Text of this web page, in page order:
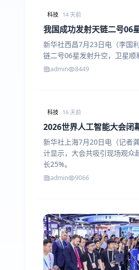
科技 14 天前
我国成功发射天链二号06
新华社西昌7月23日电（李国
链二号06星发射升空，卫星顺
admin 8449
科技 16 天前
2026世界人工智能大会闭
新华社上海7月20日电（记者
计显示，大会共吸引现场观众
长25%。
admin 9066